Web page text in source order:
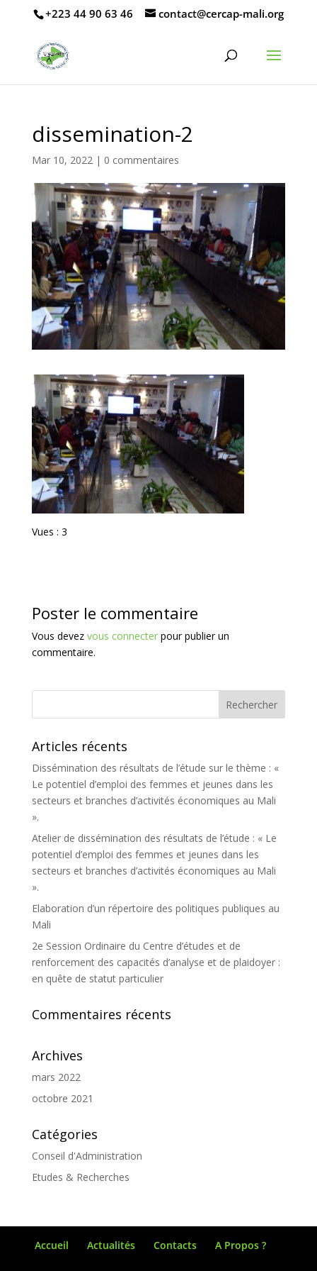
CENTRE D’ÉTUDES ET DE RENFORCEMENT DES CAPACITÉS
D’ANALYSE ET DE PLAIDOYER
+223 44 90 63 46 contact@cercap-mali.org
dissemination-2
Mar 10, 2022| 0 commentaires
Vues : 3
Poster le commentaire
Vous devez vous connecterpour publier un
commentaire.
Articles récents
Dissémination des résultats de l’étude sur le thème : «
Le potentiel d’emploi des femmes et jeunes dans les
secteurs et branches d’activités économiques au Mali
».
Atelier de dissémination des résultats de l’étude : « Le
potentiel d’emploi des femmes et jeunes dans les
secteurs et branches d’activités économiques au Mali
».
Elaboration d’un répertoire des politiques publiques au
Mali
2e Session Ordinaire du Centre d’études et de
renforcement des capacités d’analyse et de plaidoyer :
en quête de statut particulier
Commentaires récents
Archives
mars 2022
octobre 2021
Catégories
Conseil d'Administration
Etudes & Recherches
Accueil Actualités Contacts A Propos ?